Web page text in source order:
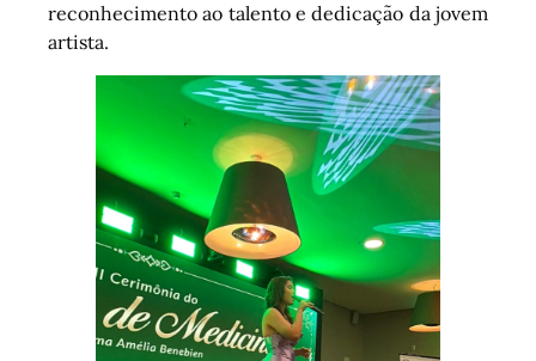
reconhecimento ao talento e dedicação da jovem
artista.